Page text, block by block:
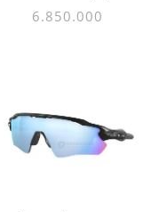
6.850.000